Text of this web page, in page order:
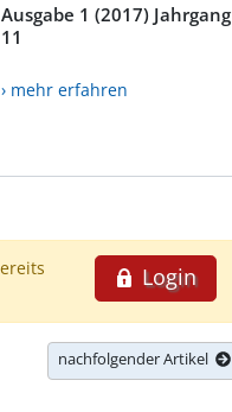
Ausgabe 1 (2017) Jahrgang
11
› mehr erfahren
Login
nachfolgender Artikel